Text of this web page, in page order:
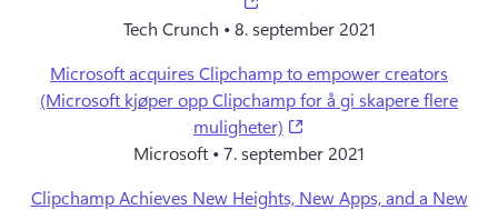
Tech Crunch • 8. september 2021
Microsoft acquires Clipchamp to empower creators
(Microsoft kjøper opp Clipchamp for å gi skapere flere
muligheter)
Microsoft • 7. september 2021
Clipchamp Achieves New Heights, New Apps, and a New